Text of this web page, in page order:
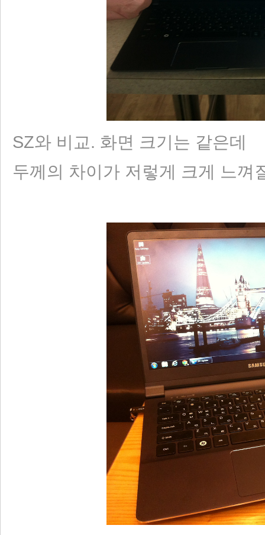
SZ와 비교. 화면 크기는 같은데
두께의 차이가 저렇게 크게 느껴